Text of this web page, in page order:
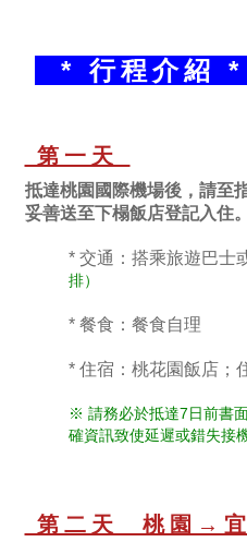
* 行程介紹
第一天
抵達桃園國際機場後，請至
妥善送至下榻飯店登記入住
* 交通：搭乘旅遊巴士
排）
* 餐食：餐食自理
* 住宿：桃花園飯店；
※ 請務必於抵達7日前書
確資訊致使延遲或錯失接
第二天 桃園→